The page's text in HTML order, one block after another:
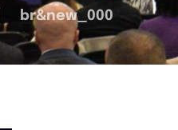
br&new_000